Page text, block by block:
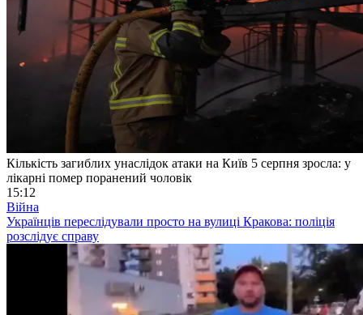
Кількість загиблих унаслідок атаки на Київ 5 серпня зросла: у
лікарні помер поранений чоловік
15:12
Війна
Українців переслідували просто на вулиці Кракова: поліція
розслідує справу